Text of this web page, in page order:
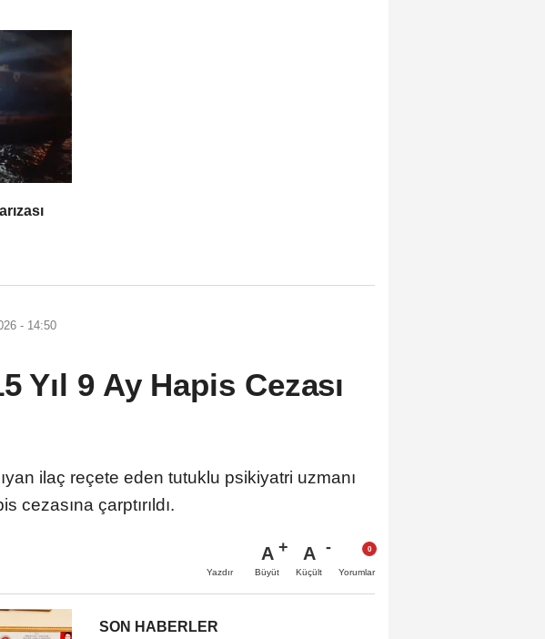
- 14:50
9 Ay Hapis Cezası
ilaç reçete eden tutuklu psikiyatri uzmanı
cezasına çarptırıldı.
Yazdır
A
Büyüt
A
Küçült Yorumlar
SON HABERLER